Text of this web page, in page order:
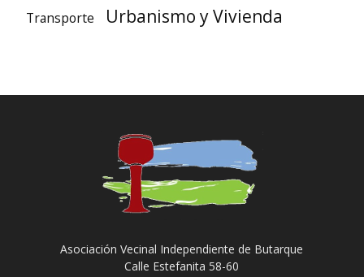
Transporte Urbanismo y Vivienda
Asociación Vecinal Independiente de Butarque
Calle Estefanita 58-60